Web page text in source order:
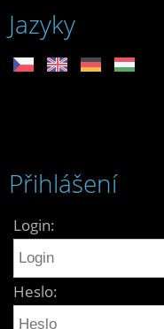
Jazyky
Přihlášení
Login:
Heslo: